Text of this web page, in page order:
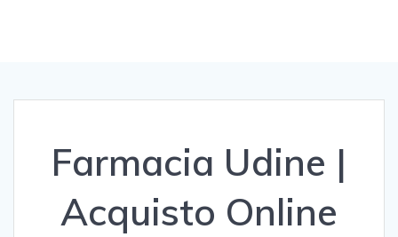
Farmacia Udine |
Acquisto Online